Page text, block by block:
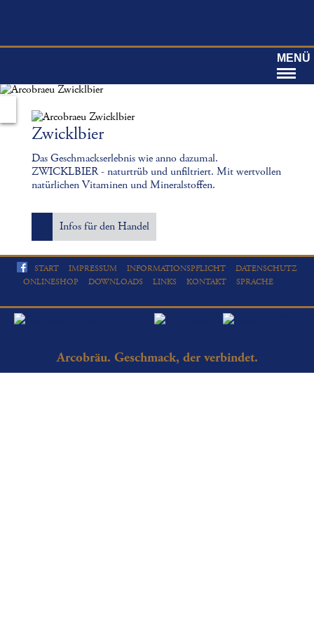
MENÜ
Zwicklbier
Das Geschmackserlebnis wie anno dazumal.
ZWICKLBIER - naturtrüb und unfiltriert. Mit wertvollen
natürlichen Vitaminen und Mineralstoffen.
Infos für den Handel
START IMPRESSUM INFORMATIONSPFLICHT
DATENSCHUTZ
ONLINESHOP
DOWNLOADS LINKS KONTAKT SPRACHE
Arcobräu. Geschmack, der verbindet.